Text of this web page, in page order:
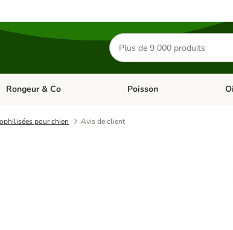
Rechercher
des
produits
Dérouler les catégories: Chat
Rongeur & Co Dérouler les catégories:
Poisson
pour chien Avis de client